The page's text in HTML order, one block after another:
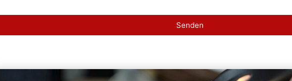
Senden